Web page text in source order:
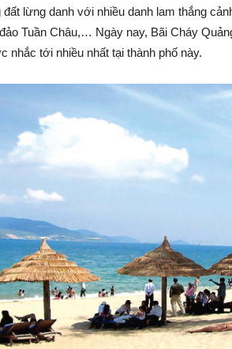
lừng danh với nhiều danh lam thắng
Tuần Châu,… Ngày nay, Bãi Cháy
nhắc tới nhiều nhất tại thành phố này.